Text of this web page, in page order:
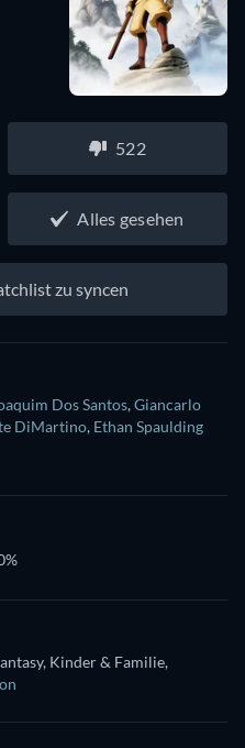
522
Alles gesehen
zu syncen
Dos Santos,Giancarlo
DiMartino, Ethan Spaulding
Kinder & Familie,